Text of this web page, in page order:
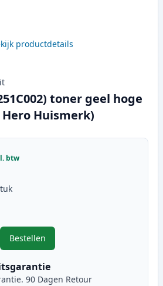
productdetails
toner geel hoge
Huismerk)
btw
om aan te passen
Bestellen
,Canon 046H (1251C002) toner
90 Dagen Retour